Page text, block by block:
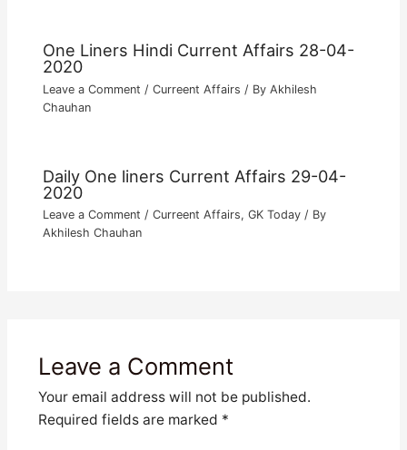
One Liners Hindi Current Affairs 28-04-
2020
Leave a Comment /Curreent Affairs / ByAkhilesh
Chauhan
Daily One liners Current Affairs 29-04-
2020
Leave a Comment /Curreent Affairs,GK Today / By
Akhilesh Chauhan
Leave a Comment
Your email address will not be published.
Required fields are marked *